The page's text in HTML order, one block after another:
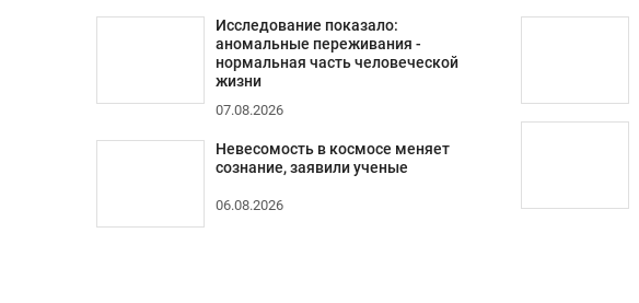
Исследование показало:
аномальные переживания -
нормальная часть человеческой
жизни
07.08.2026
Невесомость в космосе меняет
сознание, заявили ученые
06.08.2026